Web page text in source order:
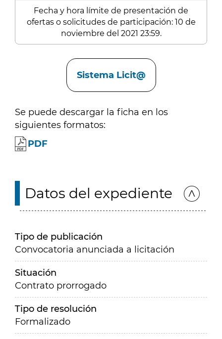
Fecha y hora límite de presentación de
ofertas o solicitudes de participación: 10 de
noviembre del 2021 23:59.
Sistema Licit@
Se puede descargar la ficha en los
siguientes formatos:
PDF
Datos del expediente
Tipo de publicación
Convocatoria anunciada a licitación
Situación
Contrato prorrogado
Tipo de resolución
Formalizado